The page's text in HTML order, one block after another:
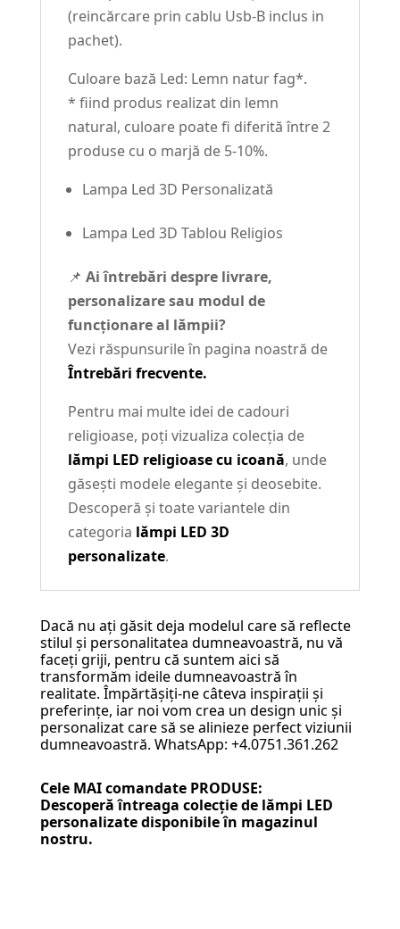
(reincărcare prin cablu Usb-B inclus in
pachet).
Culoare bază Led: Lemn natur fag*.
* fiind produs realizat din lemn
natural, culoare poate fi diferită între 2
produse cu o marjă de 5-10%.
Lampa Led 3D Personalizată
Lampa Led 3D Tablou Religios
📌 Ai întrebări despre livrare,
personalizare sau modul de
funcționare al lămpii?
Vezi răspunsurile în pagina noastră de
Întrebări frecvente.
Pentru mai multe idei de cadouri
religioase, poți vizualiza colecția de
lămpi LED religioase cu icoană, unde
găsești modele elegante și deosebite.
Descoperă și toate variantele din
categoria lămpi LED 3D
personalizate.
Dacă nu ați găsit deja modelul care să reflecte
stilul și personalitatea dumneavoastră, nu vă
faceți griji, pentru că suntem aici să
transformăm ideile dumneavoastră în
realitate. Împărtășiți-ne câteva inspirații și
preferințe, iar noi vom crea un design unic și
personalizat care să se alinieze perfect viziunii
dumneavoastră. WhatsApp: +4.0751.361.262
Cele MAI comandate PRODUSE:
Descoperă întreaga colecție de lămpi LED
personalizatedisponibile în magazinul
nostru.